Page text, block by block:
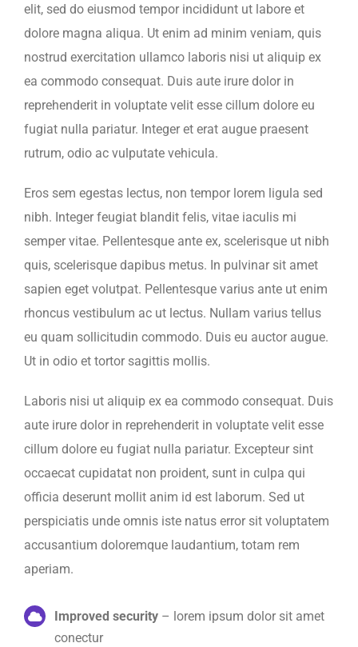
elit, sed do eiusmod tempor incididunt ut labore et
dolore magna aliqua. Ut enim ad minim veniam, quis
nostrud exercitation ullamco laboris nisi ut aliquip ex
ea commodo consequat. Duis aute irure dolor in
reprehenderit in voluptate velit esse cillum dolore eu
fugiat nulla pariatur. Integer et erat augue praesent
rutrum, odio ac vulputate vehicula.
Eros sem egestas lectus, non tempor lorem ligula sed
nibh. Integer feugiat blandit felis, vitae iaculis mi
semper vitae. Pellentesque ante ex, scelerisque ut nibh
quis, scelerisque dapibus metus. In pulvinar sit amet
sapien eget volutpat. Pellentesque varius ante ut enim
rhoncus vestibulum ac ut lectus. Nullam varius tellus
eu quam sollicitudin commodo. Duis eu auctor augue.
Ut in odio et tortor sagittis mollis.
Laboris nisi ut aliquip ex ea commodo consequat. Duis
aute irure dolor in reprehenderit in voluptate velit esse
cillum dolore eu fugiat nulla pariatur. Excepteur sint
occaecat cupidatat non proident, sunt in culpa qui
officia deserunt mollit anim id est laborum. Sed ut
perspiciatis unde omnis iste natus error sit voluptatem
accusantium doloremque laudantium, totam rem
aperiam.
Improved security – lorem ipsum dolor sit amet
conectur